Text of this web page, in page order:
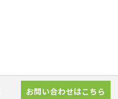
お問い合わせはこちら